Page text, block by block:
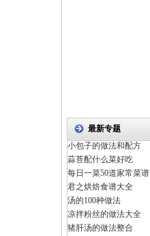
最新专题
小包子的做法和配方
蒜苔配什么菜好吃
每日一菜50道家常菜谱
君之烘焙食谱大全
汤的100种做法
凉拌粉丝的做法大全
猪肝汤的做法整合